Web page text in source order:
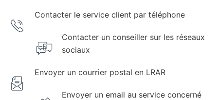
Contacter le service client par téléphone
Contacter un conseiller sur les réseaux
sociaux
Envoyer un courrier postal en LRAR
Envoyer un email au service concerné